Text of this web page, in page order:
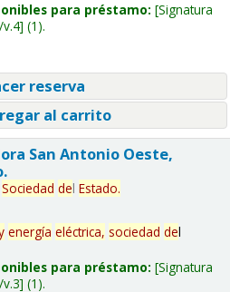
para préstamo: Signatura
(1).
reserva
al carrito
San Antonio Oeste,
Sociedad del Estado.
energía eléctrica, sociedad del
para préstamo: Signatura
(1).